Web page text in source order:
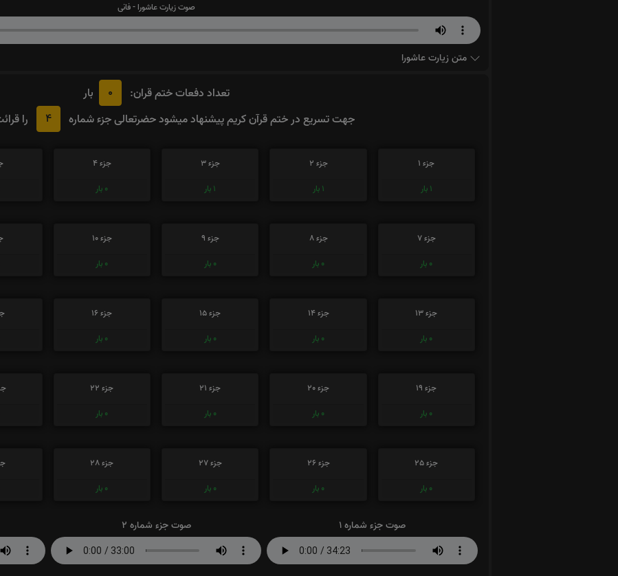
صوت زیارت عاشورا - فانی
متن زیارت عاشورا
تعداد دفعات ختم قران: 0
بار
جهت تسریع در ختم قرآن کریم پیشنهاد میشود حضرتعالی جزء شماره
4 را
جزء 1
1 بار
جزء 2
1 بار
جزء 3
1 بار
جزء 4
0 بار
جزء 7
0 بار
جزء 8
0 بار
جزء 9
0 بار
جزء 10
0 بار
جزء 13
0 بار
جزء 14
0 بار
جزء 15
0 بار
جزء 16
0 بار
جزء 19
0 بار
جزء 20
0 بار
جزء 21
0 بار
جزء 22
0 بار
جزء 25
0 بار
جزء 26
0 بار
جزء 27
0 بار
جزء 28
0 بار
صوت جزء شماره 1 صوت جزء شماره 2